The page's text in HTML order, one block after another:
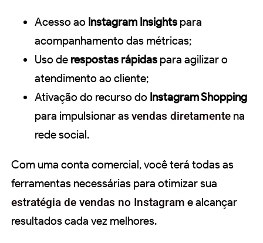
Acesso ao Instagram Insights para
acompanhamento das métricas;
Uso de respostas rápidas para agilizar o
atendimento ao cliente;
Ativação do recurso do Instagram Shopping
para impulsionar asvendas diretamente na
rede social.
Com uma conta comercial, você terá todas as
ferramentas necessárias para otimizar sua
estratégia de vendas no Instagram e alcançar
resultados cada vez melhores.